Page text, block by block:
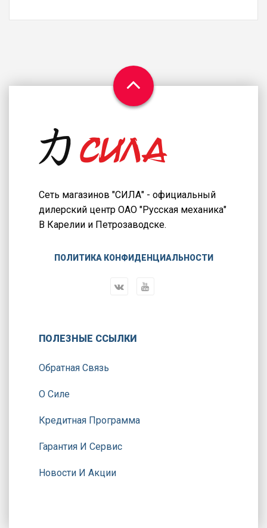
Сеть магазинов "СИЛА" - официальный
дилерский центр ОАО "Русская механика"
В Карелии и Петрозаводске.
ПОЛИТИКА КОНФИДЕНЦИАЛЬНОСТИ
ПОЛЕЗНЫЕ ССЫЛКИ
Обратная Связь
О Силе
Кредитная Программа
Гарантия И Сервис
Новости И Акции